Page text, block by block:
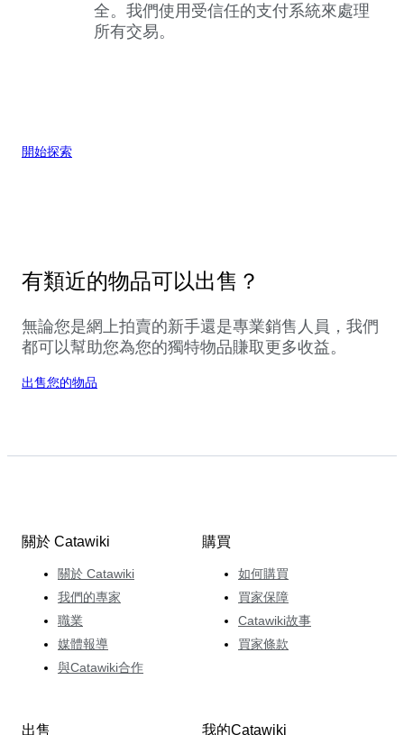
全。我們使用受信任的支付系統來處理
所有交易。
開始探索
有類近的物品可以出售？
無論您是網上拍賣的新手還是專業銷售人員，我們
都可以幫助您為您的獨特物品賺取更多收益。
出售您的物品
關於 Catawiki
關於 Catawiki
我們的專家
職業
媒體報導
與Catawiki合作
購買
如何購買
買家保障
Catawiki故事
買家條款
出售 我的Catawiki